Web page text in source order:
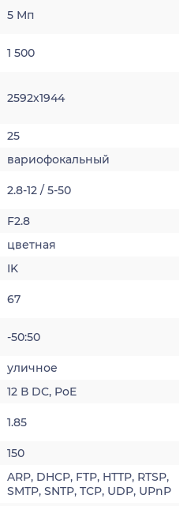
5 Мп
1 500
2592х1944
25
вариофокальный
2.8-12 / 5-50
F2.8
цветная
IK
67
-50:50
уличное
12 В DC, PoE
1.85
150
ARP, DHCP, FTP, HTTP, RTSP,
SMTP, SNTP, TCP, UDP, UPnP